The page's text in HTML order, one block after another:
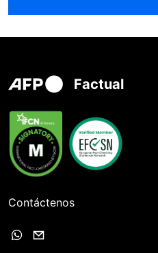
Factual
Contáctenos